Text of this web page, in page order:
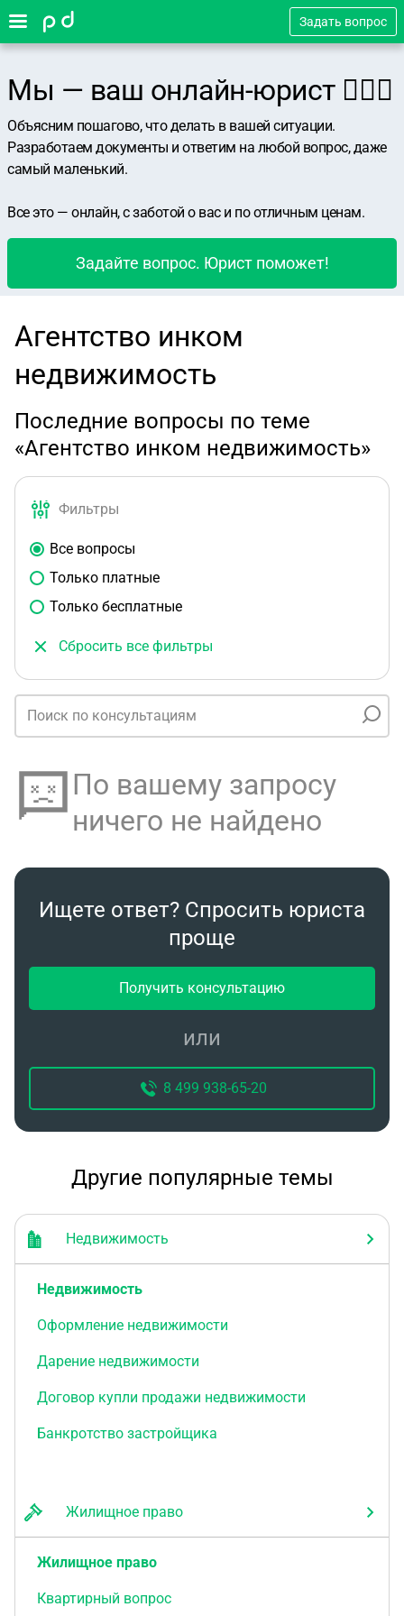
Задать вопрос
Мы — ваш онлайн-юрист 👨🏻‍⚖️
Объясним пошагово, что делать в вашей ситуации.
Разработаем документы и ответим на любой вопрос, даже
самый маленький.
Все это — онлайн, с заботой о вас и по отличным ценам.
Задайте вопрос. Юрист поможет!
Агентство инком
недвижимость
Последние вопросы по теме
«Агентство инком недвижимость»
Фильтры
Все вопросы
Только платные
Только бесплатные
Сбросить все фильтры
По вашему запросу
ничего не найдено
Ищете ответ? Спросить юриста
проще
Получить консультацию
или
8 499 938-65-20
Другие популярные темы
Недвижимость
Недвижимость
Оформление недвижимости
Дарение недвижимости
Договор купли продажи недвижимости
Банкротство застройщика
Жилищное право
Жилищное право
Квартирный вопрос